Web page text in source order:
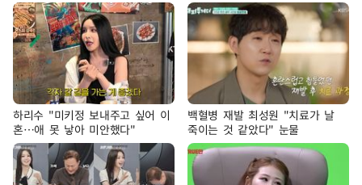
하리수 "미키정 보내주고 싶어 이
혼…애 못 낳아 미안했다"
백혈병 재발 최성원 "치료가 날
죽이는 것 같았다" 눈물